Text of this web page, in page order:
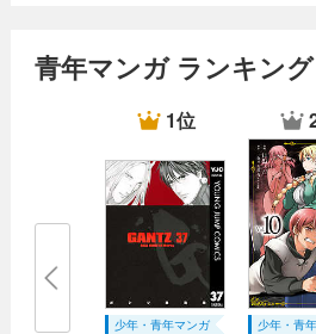
青年マンガ ランキング
1位
少年・青年マンガ 少年・青